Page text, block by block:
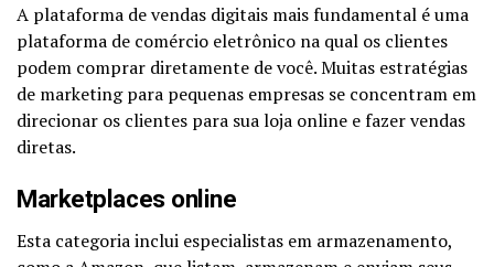
A plataforma de vendas digitais mais fundamental é uma
plataforma de comércio eletrônico na qual os clientes
podem comprar diretamente de você. Muitas estratégias
de marketing para pequenas empresas se concentram em
direcionar os clientes para sua loja online e fazer vendas
diretas.
Marketplaces online
Esta categoria inclui especialistas em armazenamento,